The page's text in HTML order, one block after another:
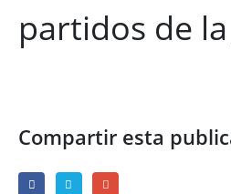
partidos de
Compartir esta